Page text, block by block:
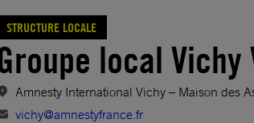
STRUCTURE LOCALE
local Vichy
Amnesty International Vichy – Maison des
vichy@amnestyfrance.fr